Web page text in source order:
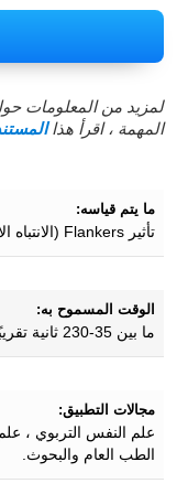
لمزيد من المعلومات
المهمة ، اقرأ هذا
ما يتم قياسه:
تأثير Flankers (الانتباه الانتقائي والرقابة التنفيذية والتثبيط)
الوقت المسموح به:
ما بين 35-230 ثانية تقريبًا.
مجالات التطبيق:
علم النفس التربوي ،
الطب العام والبحوث.